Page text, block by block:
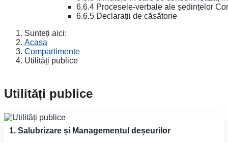
6.6.4 Procesele-verbale ale ședințelor
6.6.5 Declarații de căsătorie
Sunteți aici:
Acasa
Compartimente
Utilități publice
Utilități publice
1. Salubrizare și Managementul deșeurilor